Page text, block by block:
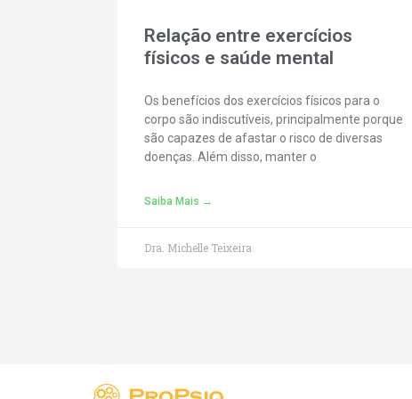
Relação entre exercícios
físicos e saúde mental
Os benefícios dos exercícios físicos para o
corpo são indiscutíveis, principalmente porque
são capazes de afastar o risco de diversas
doenças. Além disso, manter o
Saiba Mais →
Dra. Michelle Teixeira